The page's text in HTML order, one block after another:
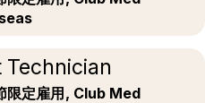
限定雇用, Club Med